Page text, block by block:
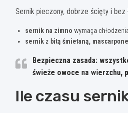
Sernik pieczony, dobrze ścięty i
sernik na zimno wymaga
sernik z bitą śmietaną,
Bezpieczna zasada:
świeże owoce na wierzchu,
Ile czasu